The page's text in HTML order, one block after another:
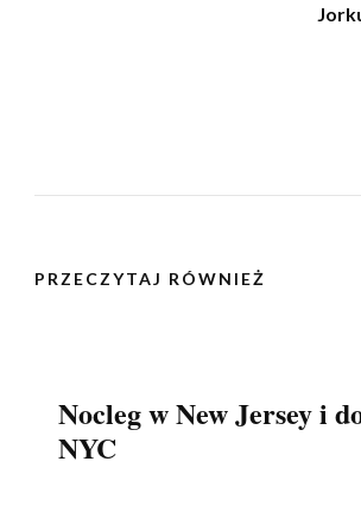
PRZECZYTAJ RÓWNIEŻ
Nocleg w New Jersey i
NYC